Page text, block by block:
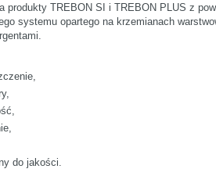
produkty TREBON SI i TREBON PLUS z
systemu opartego na krzemianach
do jakości.